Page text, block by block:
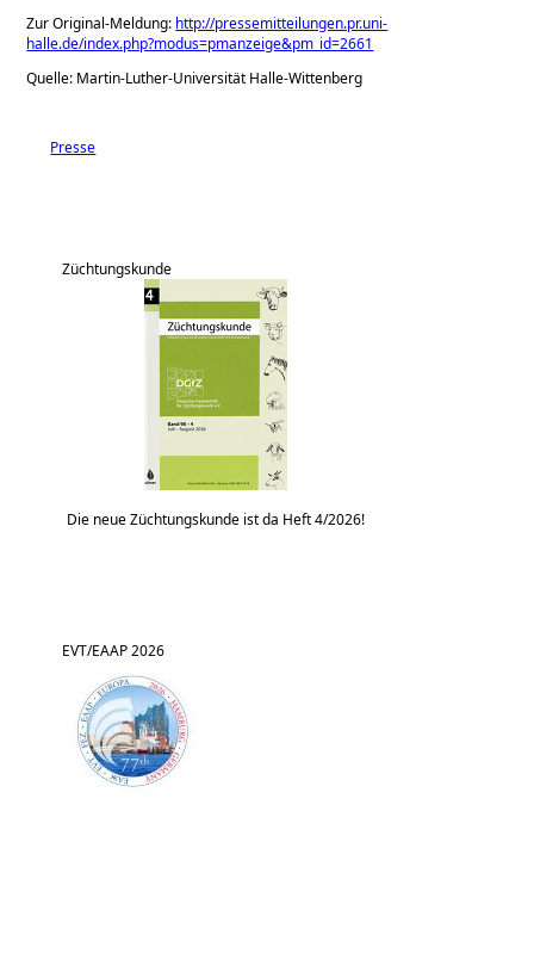
Zur Original-Meldung: http://pressemitteilungen.pr.uni-
halle.de/index.php?modus=pmanzeige&pm_id=2661
Quelle: Martin-Luther-Universität Halle-Wittenberg
Presse
Züchtungskunde
Die neue Züchtungskunde ist da Heft 4/2026!
EVT/EAAP 2026